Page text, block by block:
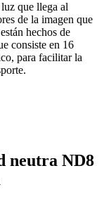
que llega al
de la imagen que
hechos de
consiste en 16
para facilitar la
neutra ND8